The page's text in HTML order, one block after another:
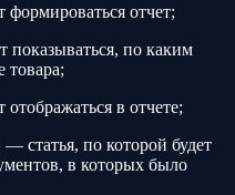
отчет;
показываться, по каким
товара;
в отчете;
— статья, по которой будет
в которых было